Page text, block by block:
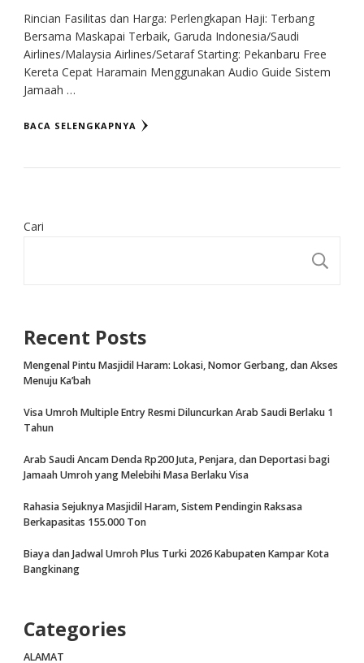
Rincian Fasilitas dan Harga: Perlengkapan Haji: Terbang
Bersama Maskapai Terbaik, Garuda Indonesia/Saudi
Airlines/Malaysia Airlines/Setaraf Starting: Pekanbaru Free
Kereta Cepat Haramain Menggunakan Audio Guide Sistem
Jamaah …
BACA SELENGKAPNYA
Cari
Recent Posts
Mengenal Pintu Masjidil Haram: Lokasi, Nomor Gerbang, dan Akses
Menuju Ka’bah
Visa Umroh Multiple Entry Resmi Diluncurkan Arab Saudi Berlaku 1
Tahun
Arab Saudi Ancam Denda Rp200 Juta, Penjara, dan Deportasi bagi
Jamaah Umroh yang Melebihi Masa Berlaku Visa
Rahasia Sejuknya Masjidil Haram, Sistem Pendingin Raksasa
Berkapasitas 155.000 Ton
Biaya dan Jadwal Umroh Plus Turki 2026 Kabupaten Kampar Kota
Bangkinang
Categories
ALAMAT